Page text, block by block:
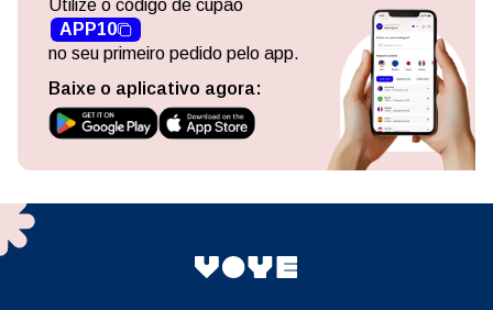
Utilize o código de cupão
APP10
no seu primeiro pedido pelo app.
Baixe o aplicativo agora: